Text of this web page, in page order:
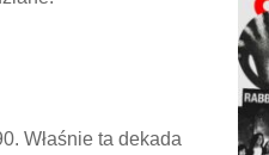
Właśnie ta dekada